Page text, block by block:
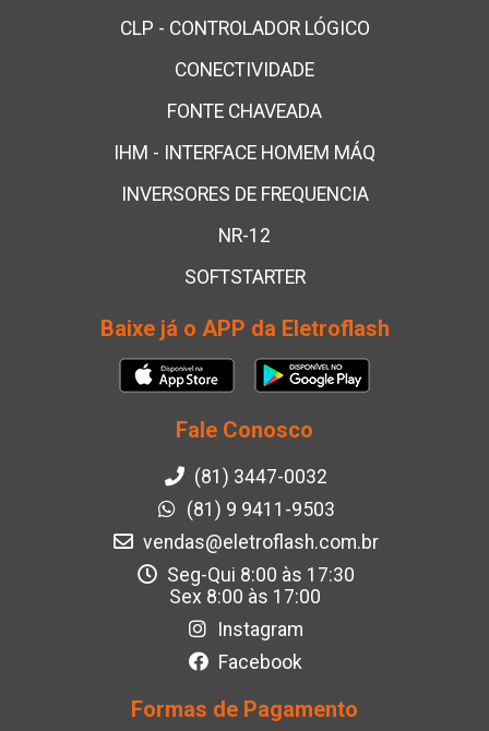
CLP - CONTROLADOR LÓGICO
CONECTIVIDADE
FONTE CHAVEADA
IHM - INTERFACE HOMEM MÁQ
INVERSORES DE FREQUENCIA
NR-12
SOFTSTARTER
Baixe já o APP da Eletroflash
Fale Conosco
(81) 3447-0032
(81) 9 9411-9503
vendas@eletroflash.com.br
Seg-Qui 8:00 às 17:30
Sex 8:00 às 17:00
Instagram
Facebook
Formas de Pagamento